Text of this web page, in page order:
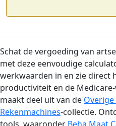
Schat de vergoeding van
met deze eenvoudige
werkwaarden in en zie direct
productiviteit en de
maakt deel uit van de
Rekenmachines-collectie.